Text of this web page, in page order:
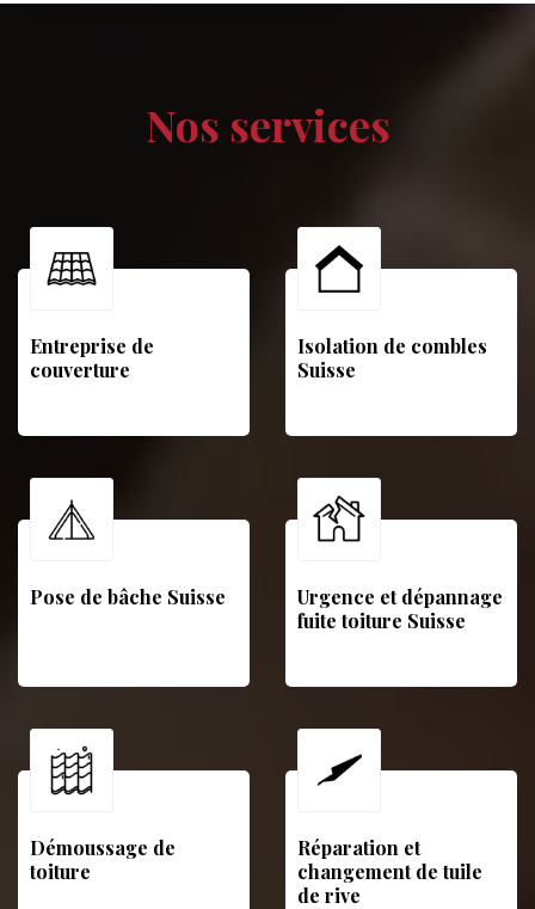
Nos services
Entreprise de
couverture
Isolation de combles
Suisse
Pose de bâche Suisse
Urgence et dépannage
fuite toiture Suisse
Démoussage de
toiture
Réparation et
changement de tuile
de rive